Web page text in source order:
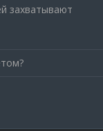
захватывают